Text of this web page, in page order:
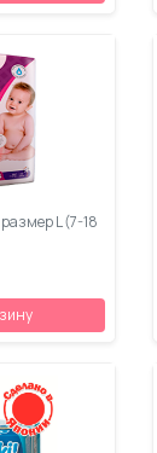
L (7-18